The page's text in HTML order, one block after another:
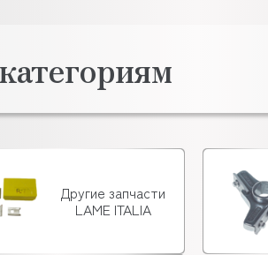
Другие запчасти
LAME ITALIA